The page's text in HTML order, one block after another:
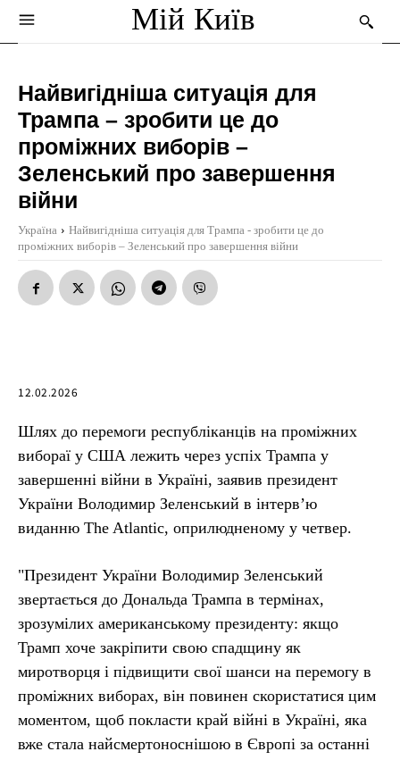
Мій Київ
Найвигідніша ситуація для
Трампа – зробити це до
проміжних виборів –
Зеленський про завершення
війни
Україна
Найвигідніша ситуація для Трампа - зробити це до
проміжних виборів – Зеленський про завершення війни
12.02.2026
Шлях до перемоги республіканців на проміжних
вибораї у США лежить через успіх Трампа у
завершенні війни в Україні, заявив президент
України Володимир Зеленський в інтерв’ю
виданню The Atlantic, оприлюдненому у четвер.
"Президент України Володимир Зеленський
звертається до Дональда Трампа в термінах,
зрозумілих американському президенту: якщо
Трамп хоче закріпити свою спадщину як
миротворця і підвищити свої шанси на перемогу в
проміжних виборах, він повинен скористатися цим
моментом, щоб покласти край війні в Україні, яка
вже стала найсмертоноснішою в Європі за останні